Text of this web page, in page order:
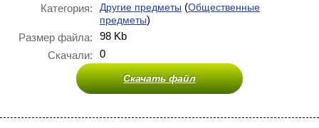
Категория:
Другие предметы (Общественные
предметы)
Размер файла:
98 Kb
Скачали:
0
Скачать файл